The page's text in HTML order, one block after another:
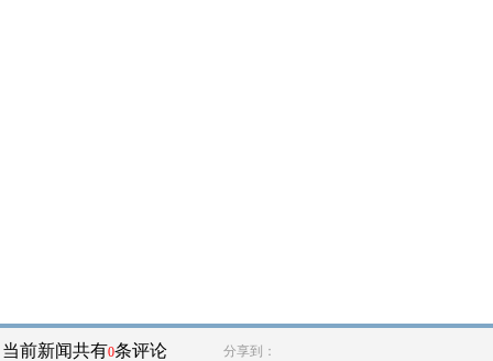
当前新闻共有0条评论 分享到：